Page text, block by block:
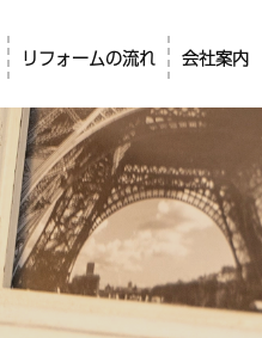
リフォームの流れ 会社案内